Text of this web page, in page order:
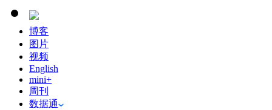
博客
图片
视频
English
mini+
周刊
数据通